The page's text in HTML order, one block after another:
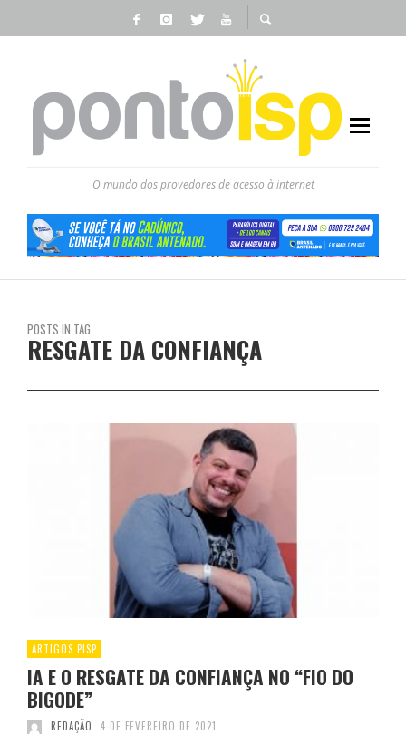
O mundo dos provedores de acesso à internet
POSTS IN TAG
RESGATE DA CONFIANÇA
ARTIGOS PISP
IA E O RESGATE DA CONFIANÇA NO “FIO DO
BIGODE”
REDAÇÃO 4 DE FEVEREIRO DE 2021